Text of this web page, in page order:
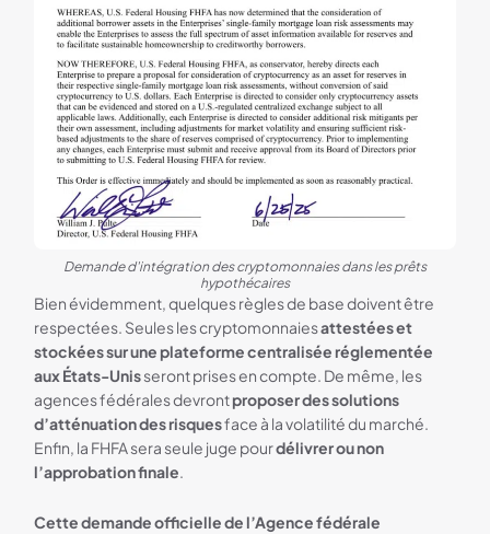
Demande d'intégration des cryptomonnaies dans les prêts
hypothécaires
Bien évidemment, quelques règles de base doivent être
respectées. Seules les cryptomonnaiesattestées et
stockées sur une plateforme centralisée réglementée
aux États-Unisseront prises en compte. De même, les
agences fédérales devrontproposer des solutions
d’atténuation des risquesface à la volatilité du marché.
Enfin, la FHFA sera seule juge pourdélivrer ou non
l’approbation finale.
Cette demande officielle de l’Agence fédérale